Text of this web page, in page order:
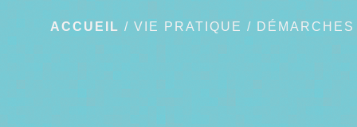
ACCUEIL /VIE PRATIQUE /